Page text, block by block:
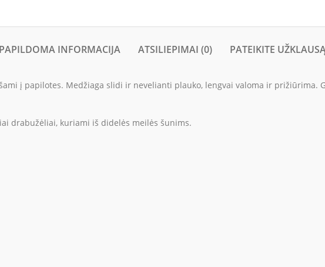
PAPILDOMA INFORMACIJA ATSILIEPIMAI (0) PATEIKITE
į papilotes. Medžiaga slidi ir nevelianti plauko, lengvai valoma ir prižiūrima.
drabužėliai, kuriami iš didelės meilės šunims.